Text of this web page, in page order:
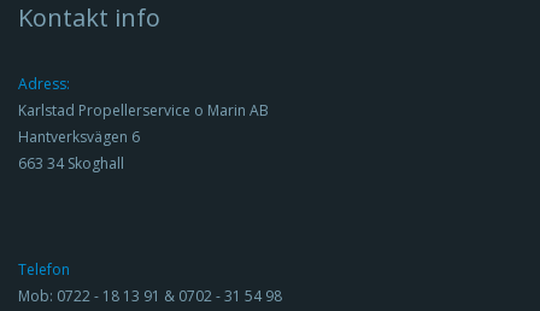
Propeller / Amita 3+
Kontakt info
Adress:
Karlstad Propellerservice o Marin AB
Hantverksvägen 6
663 34 Skoghall
Telefon
Mob: 0722 - 18 13 91 & 0702 - 31 54 98